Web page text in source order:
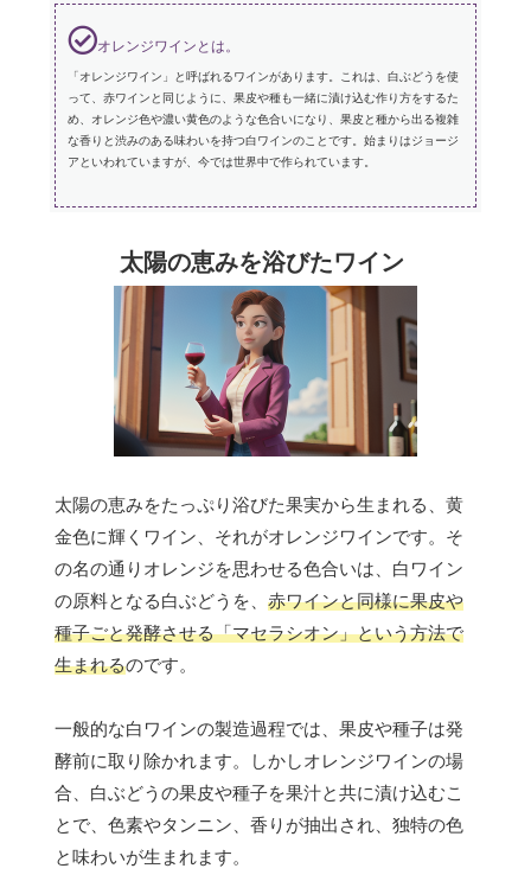
オレンジワインとは。
「オレンジワイン」と呼ばれるワインがあります。これは、白ぶどうを使
って、赤ワインと同じように、果皮や種も一緒に漬け込む作り方をするた
め、オレンジ色や濃い黄色のような色合いになり、果皮と種から出る複雑
な香りと渋みのある味わいを持つ白ワインのことです。始まりはジョージ
アといわれていますが、今では世界中で作られています。
太陽の恵みを浴びたワイン
太陽の恵みをたっぷり浴びた果実から生まれる、黄
金色に輝くワイン、それがオレンジワインです。そ
の名の通りオレンジを思わせる色合いは、白ワイン
の原料となる白ぶどうを、 赤ワインと同様に果皮や
種子ごと発酵させる「マセラシオン」という方法で
生まれるのです。
一般的な白ワインの製造過程では、果皮や種子は発
酵前に取り除かれます。しかしオレンジワインの場
合、白ぶどうの果皮や種子を果汁と共に漬け込むこ
とで、色素やタンニン、香りが抽出され、独特の色
と味わいが生まれます。